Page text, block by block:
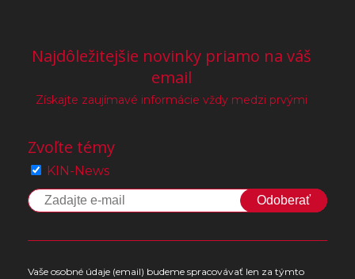
Najdôležitejšie novinky priamo na váš
email
Získajte zaujímavé informácie vždy medzi prvými
Zvoľte témy
KIN-News
Odoberať
Vaše osobné údaje (email) budeme spracovávať len za týmto